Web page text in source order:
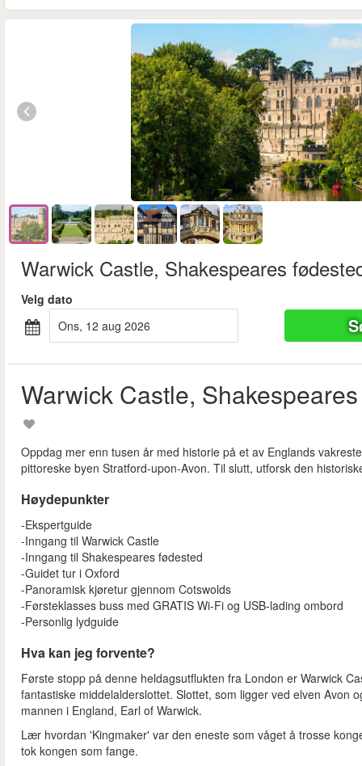
Warwick Castle, Shakespeares
Velg dato
ons, 12 aug 2026
Warwick Castle,
Oppdag mer enn tusen år med historie på et av Englands
pittoreske byen Stratford-upon-Avon. Til slutt, utforsk den
Høydepunkter
-Ekspertguide
-Inngang til Warwick Castle
-Inngang til Shakespeares fødested
-Guidet tur i Oxford
-Panoramisk kjøretur gjennom Cotswolds
-Førsteklasses buss med GRATIS Wi-Fi og USB-lading ombord
-Personlig lydguide
Hva kan jeg forvente?
Første stopp på denne heldagsutflukten fra London er Warwick
fantastiske middelalderslottet. Slottet, som ligger ved elven Avon
mannen i England, Earl of Warwick.
Lær hvordan 'Kingmaker' var den eneste som våget å trosse
tok kongen som fange.